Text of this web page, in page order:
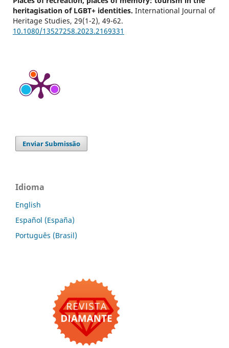
heritagisation of LGBT+ identities. International Journal of
Heritage Studies, 29(1-2), 49-62.
10.1080/13527258.2023.2169331
Enviar Submissão
Idioma
English
Español (España)
Português (Brasil)